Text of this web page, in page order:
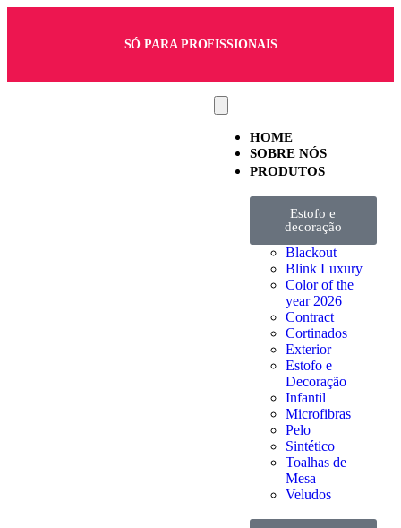
SÓ PARA PROFISSIONAIS
HOME
SOBRE NÓS
PRODUTOS
Estofo e
decoração
Blackout
Blink Luxury
Color of the
year 2026
Contract
Cortinados
Exterior
Estofo e
Decoração
Infantil
Microfibras
Pelo
Sintético
Toalhas de
Mesa
Veludos